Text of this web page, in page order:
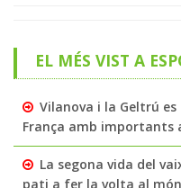
EL MÉS VIST A
Vilanova i la Geltrú
França amb
La segona vida del
pati a fer la volta al món